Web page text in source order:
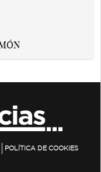
POLÍTICA DE COOKIES